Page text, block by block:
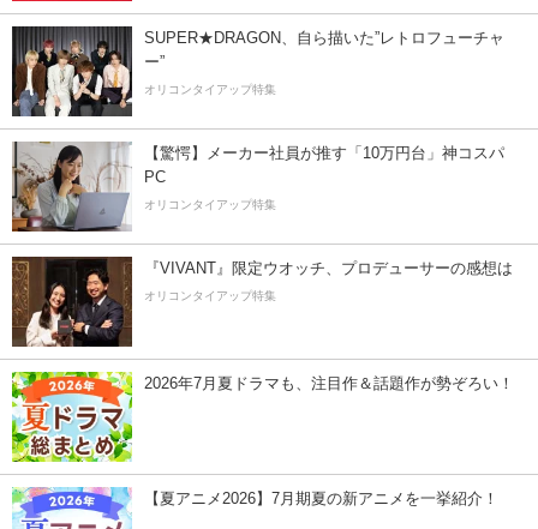
SUPER★DRAGON、自ら描いた”レトロフューチャ
ー”
オリコンタイアップ特集
【驚愕】メーカー社員が推す「10万円台」神コスパ
PC
オリコンタイアップ特集
『VIVANT』限定ウオッチ、プロデューサーの感想は
オリコンタイアップ特集
2026年7月夏ドラマも、注目作＆話題作が勢ぞろい！
【夏アニメ2026】7月期夏の新アニメを一挙紹介！